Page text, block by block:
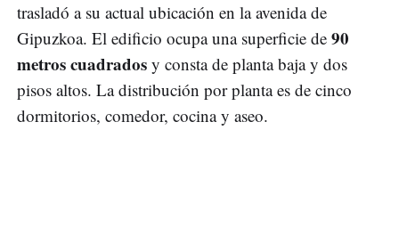
trasladó a su actual ubicación en la avenida de
Gipuzkoa. El edificio ocupa una superficie de 90
metros cuadrados y consta de planta baja y dos
pisos altos. La distribución por planta es de cinco
dormitorios, comedor, cocina y aseo.